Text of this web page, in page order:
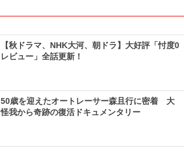
【秋ドラマ、NHK大河、朝ドラ】大好評「忖度0
レビュー」全話更新！
50歳を迎えたオートレーサー森且行に密着 大
怪我から奇跡の復活ドキュメンタリー